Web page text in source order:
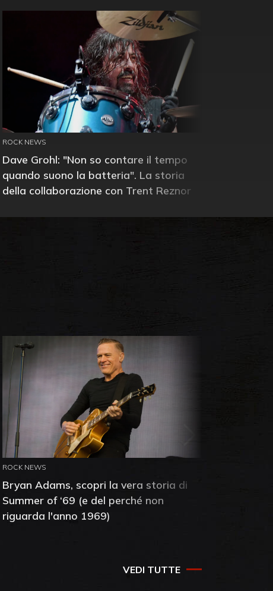
ROCK NEWS
Dave Grohl: "Non so contare il tempo
quando suono la batteria". La storia
della collaborazione con Trent Reznor
ROCK NEWS
Bryan Adams, scopri la vera storia di
Summer of ‘69 (e del perché non
riguarda l'anno 1969)
VEDI TUTTE